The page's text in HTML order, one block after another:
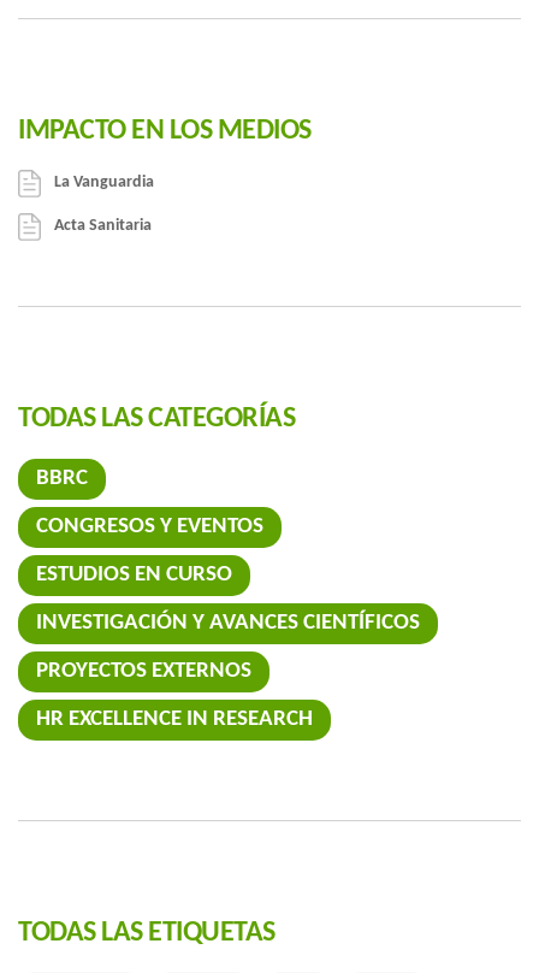
IMPACTO EN LOS MEDIOS
La Vanguardia
Acta Sanitaria
TODAS LAS CATEGORÍAS
BBRC
CONGRESOS Y EVENTOS
ESTUDIOS EN CURSO
INVESTIGACIÓN Y AVANCES CIENTÍFICOS
PROYECTOS EXTERNOS
HR EXCELLENCE IN RESEARCH
TODAS LAS ETIQUETAS